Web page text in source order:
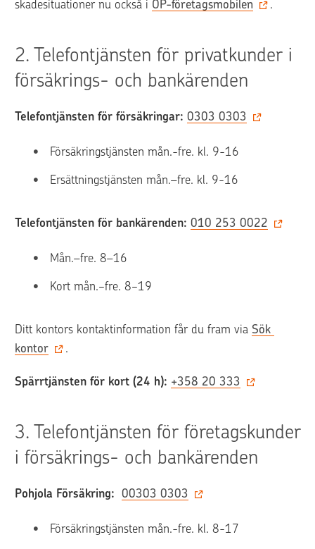
skadesituationer nu också i OP-företagsmobilen .
2. Telefontjänsten för privatkunder i
försäkrings- och bankärenden
Telefontjänsten för försäkringar: 0303 0303
Försäkringstjänsten mån.-fre. kl. 9-16
Ersättningstjänsten mån.–fre. kl. 9-16
Telefontjänsten för bankärenden: 010 253 0022
Mån.–fre. 8–16
Kort mån.−fre. 8−19
Ditt kontors kontaktinformation får du fram via Sök
kontor
.
Spärrtjänsten för kort (24 h): +358 20 333
3. Telefontjänsten för företagskunder
i försäkrings- och bankärenden
Pohjola Försäkring: 00303 0303
Försäkringstjänsten mån.-fre. kl. 8-17